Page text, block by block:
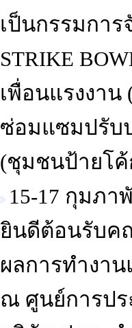
เป็นกรรมกา
STRIKE
เพื่อนแรงงา
ซ่อมแซมปรับ
(ชุมชนป้ายโค้
15-17 กุมภา
ยินดีต้อนรับค
ผลการทำงา
ณ ศูนย์การปร